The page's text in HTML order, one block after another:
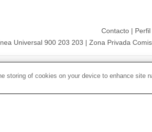
Contacto|
Universal 900 203 203 | Zona Privada
storing of cookies on your device to enhance site